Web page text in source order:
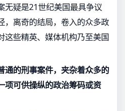
无疑是21世纪美国最具争议
，离奇的结局，卷入的众多政
这些精英、媒体机构乃至美国
通的刑事案件，夹杂着众多的
项可供操纵的政治筹码或资